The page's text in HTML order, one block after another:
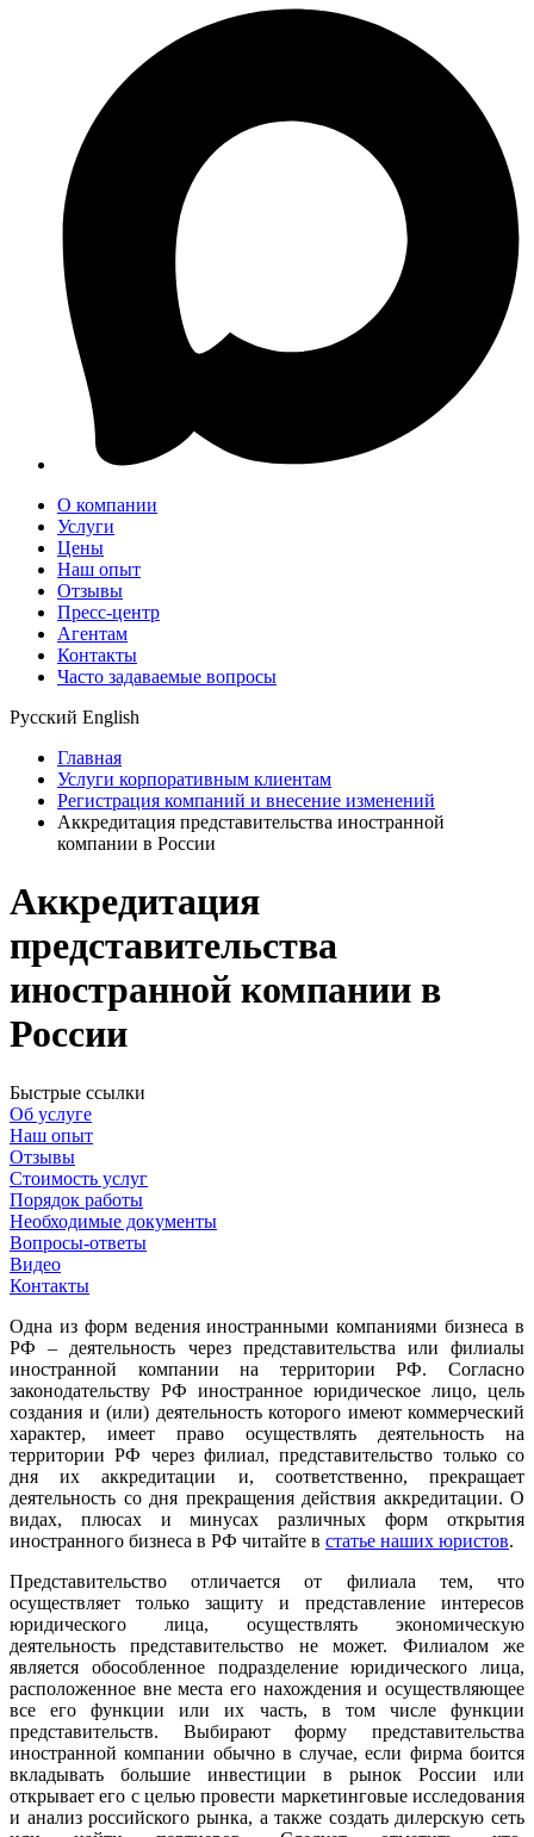
О компании
Услуги
Цены
Наш опыт
Отзывы
Пресс-центр
Агентам
Контакты
Часто задаваемые вопросы
Русский English
Главная
Услуги корпоративным клиентам
Регистрация компаний и внесение изменений
Аккредитация представительства иностранной
компании в России
Аккредитация
представительства
иностранной компании в
России
Быстрые ссылки
Об услуге
Наш опыт
Отзывы
Стоимость услуг
Порядок работы
Необходимые документы
Вопросы-ответы
Видео
Контакты
Одна из форм ведения иностранными компаниями бизнеса в
РФ – деятельность через представительства или филиалы
иностранной компании на территории РФ. Согласно
законодательству РФ иностранное юридическое лицо, цель
создания и (или) деятельность которого имеют коммерческий
характер, имеет право осуществлять деятельность на
территории РФ через филиал, представительство только со
дня их аккредитации и, соответственно, прекращает
деятельность со дня прекращения действия аккредитации. О
видах, плюсах и минусах различных форм открытия
иностранного бизнеса в РФ читайте в статье наших юристов.
Представительство отличается от филиала тем, что
осуществляет только защиту и представление интересов
юридического лица, осуществлять экономическую
деятельность представительство не может. Филиалом же
является обособленное подразделение юридического лица,
расположенное вне места его нахождения и осуществляющее
все его функции или их часть, в том числе функции
представительств. Выбирают форму представительства
иностранной компании обычно в случае, если фирма боится
вкладывать большие инвестиции в рынок России или
открывает его с целью провести маркетинговые исследования
и анализ российского рынка, а также создать дилерскую сеть